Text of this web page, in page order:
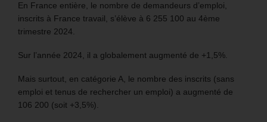
En France entière, le nombre de demandeurs d’emploi,
inscrits à France travail, s’élève à 6 255 100 au 4ème
trimestre 2024.
Sur l’année 2024, il a globalement augmenté de +1,5%.
Mais surtout, en catégorie A, le nombre des inscrits (sans
emploi et tenus de rechercher un emploi) a augmenté de
106 200 (soit +3,5%).